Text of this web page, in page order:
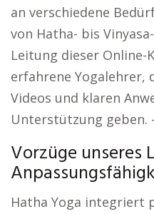
an verschiedene
von Hatha- bis
Leitung dieser Online-
erfahrene
Videos und klaren
Unterstützung geben.
Vorzüge unseres
Hatha Yoga integriert